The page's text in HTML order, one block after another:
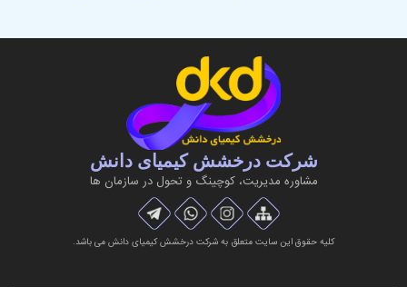
شرکت درخشش کیمیای دانش
مشاوره مديريت، کوچینگ و تحول در سازمان ها
کلیه حقوق این سایت متعلق به شرکت درخشش کیمیای دانش می باشد.